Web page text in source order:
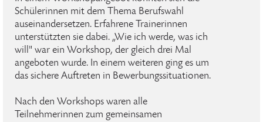
Schülerinnen mit dem Thema Berufswahl
auseinandersetzen. Erfahrene Trainerinnen
unterstützten sie dabei. „Wie ich werde, was ich
will" war ein Workshop, der gleich drei Mal
angeboten wurde. In einem weiteren ging es um
das sichere Auftreten in Bewerbungssituationen.
Nach den Workshops waren alle
Teilnehmerinnen zum gemeinsamen